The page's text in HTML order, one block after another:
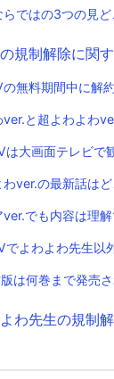
ではの3つの見ど
規制解除に関
無料期間中に解
と超よわよわ
大画面テレビで
ver.の最新話は
でも内容は理
よわよわ先生以
は何巻まで発売
わ先生の規制